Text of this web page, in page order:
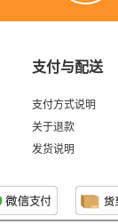
支付与配送
支付方式说明
关于退款
发货说明